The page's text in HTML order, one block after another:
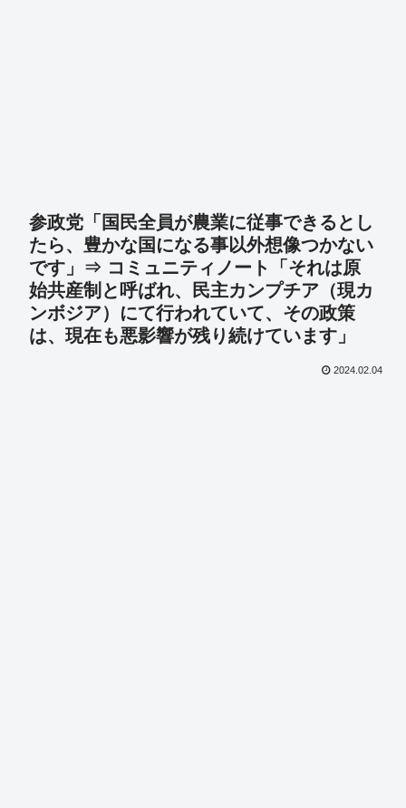
参政党「国民全員が農業に従事できるとし
たら、豊かな国になる事以外想像つかない
です」⇒ コミュニティノート「それは原
始共産制と呼ばれ、民主カンプチア（現カ
ンボジア）にて行われていて、その政策
は、現在も悪影響が残り続けています」
2024.02.04